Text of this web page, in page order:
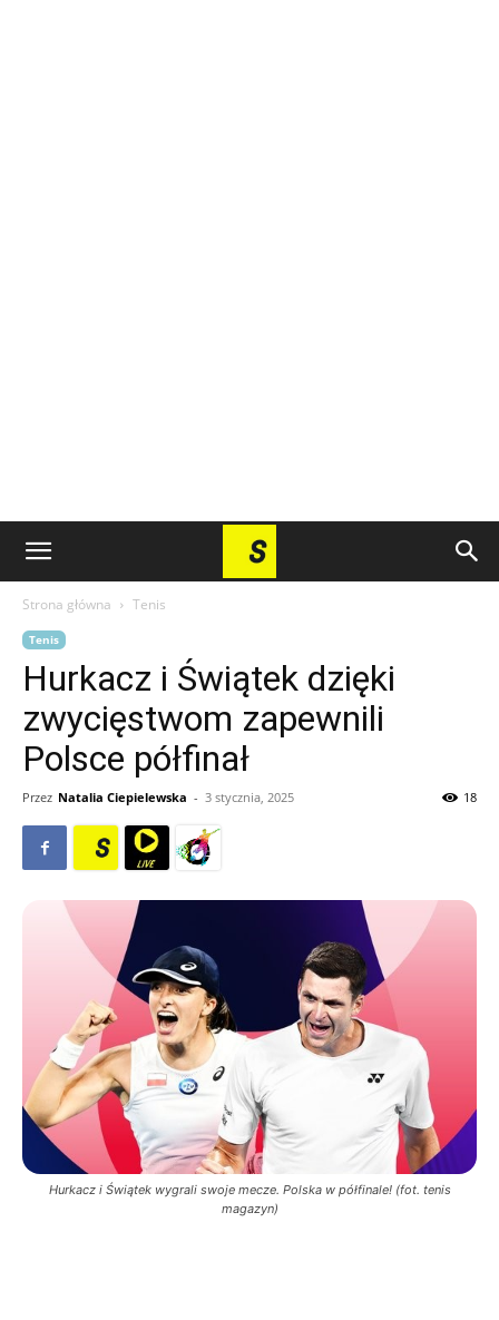
Strona główna Tenis
Tenis
Hurkacz i Świątek dzięki
zwycięstwom zapewnili
Polsce półfinał
Przez Natalia Ciepielewska - 3 stycznia, 2025 18
Hurkacz i Świątek wygrali swoje mecze. Polska w półfinale! (fot. tenis
magazyn)